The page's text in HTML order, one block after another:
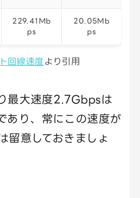
229.41Mb
ps
20.05Mb
ps
回線速度 より引用
最大速度2.7Gbpsは
あり、常にこの速度が
留意しておきましょ